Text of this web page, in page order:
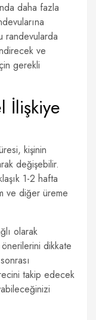
daha fazla
randevularda
ve
gerekli
İlişkiye
kişinin
değişebilir.
1-2 hafta
ve diğer üreme
olarak
dikkate
takip edecek